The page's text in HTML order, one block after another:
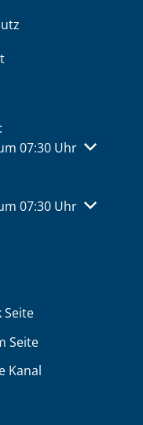
oder Schließzeiten
07:30 Uhr
oder Schließzeiten
07:30 Uhr
Seite
Seite
Kanal